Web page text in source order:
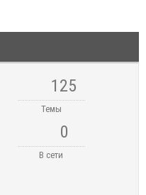
125
Темы
0
В сети